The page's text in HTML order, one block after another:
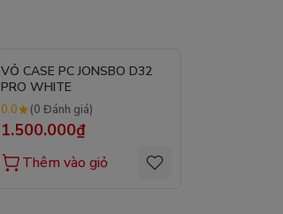
VỎ CASE PC JONSBO D32
PRO WHITE
0.0 (0 Đánh giá)
1.500.000₫
Thêm vào giỏ